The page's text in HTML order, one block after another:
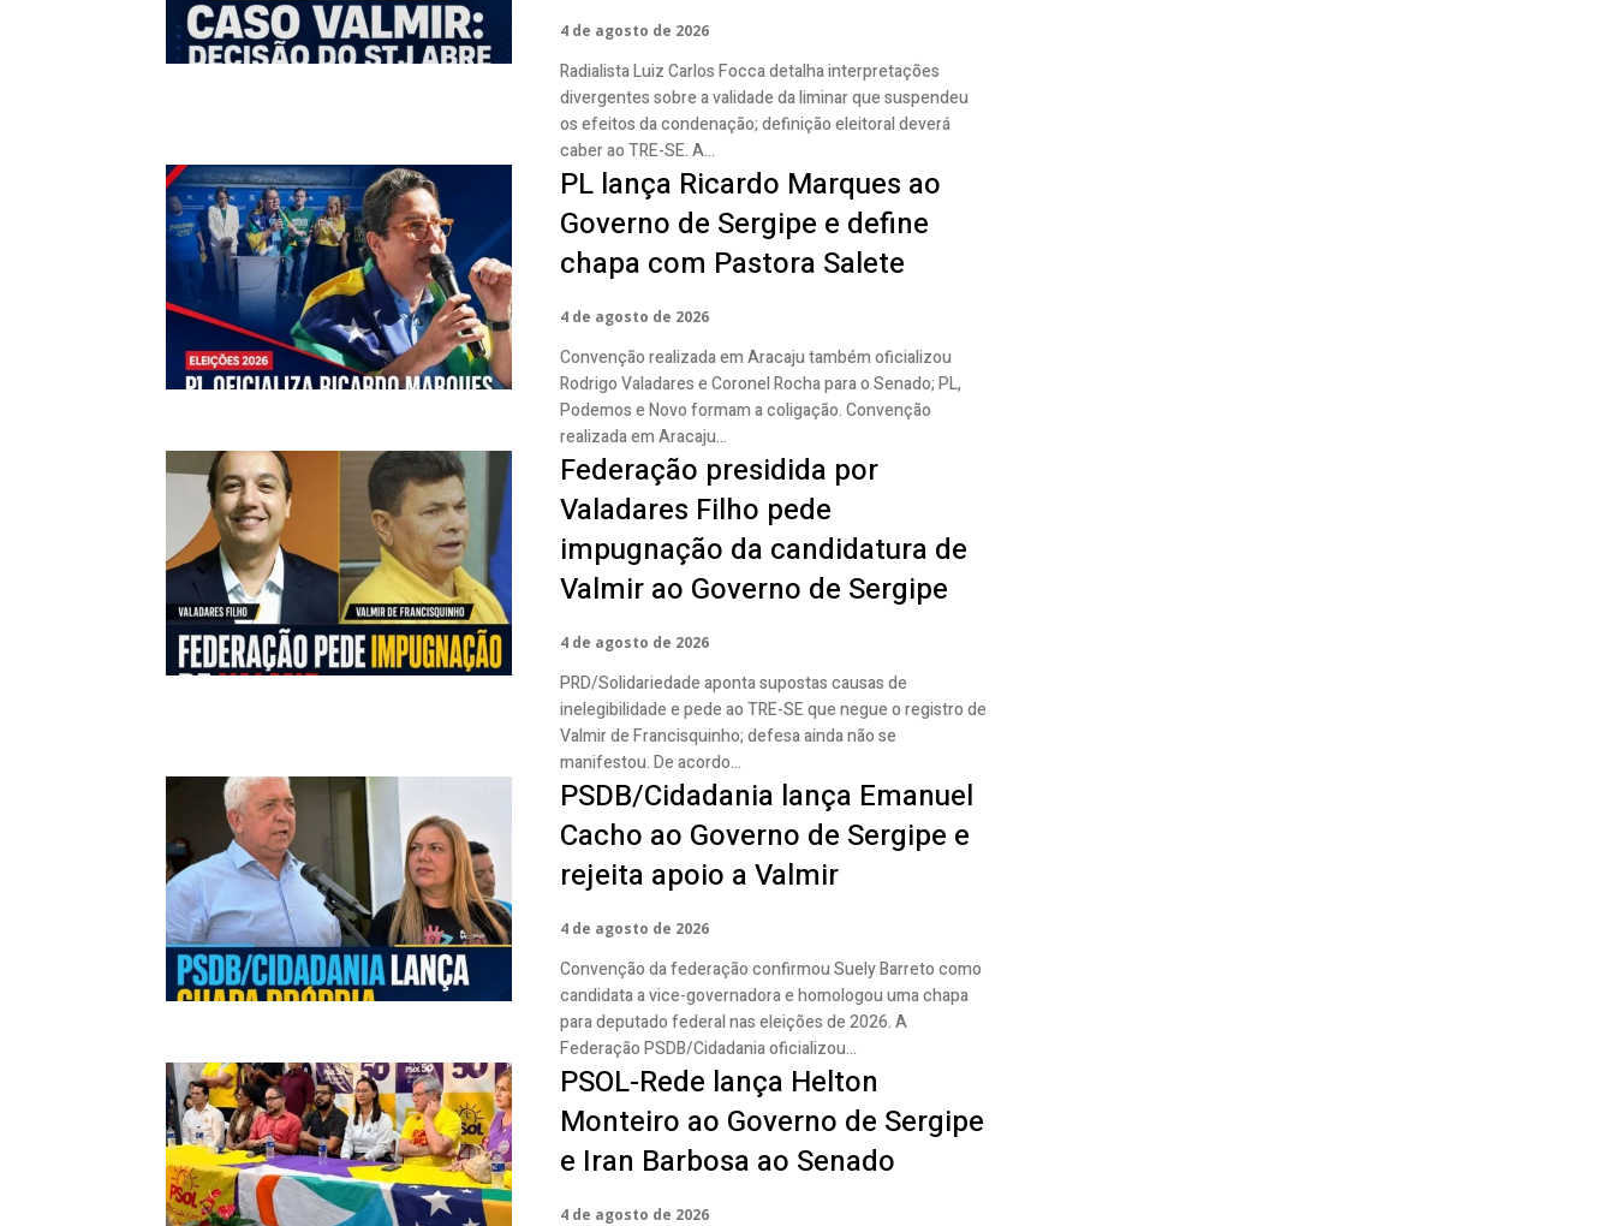
4 de agosto de 2026
Radialista Luiz Carlos Focca detalha interpretações
divergentes sobre a validade da liminar que suspendeu
os efeitos da condenação; definição eleitoral deverá
caber ao TRE-SE. A...
PL lança Ricardo Marques ao
Governo de Sergipe e define
chapa com Pastora Salete
4 de agosto de 2026
Convenção realizada em Aracaju também oficializou
Rodrigo Valadares e Coronel Rocha para o Senado; PL,
Podemos e Novo formam a coligação. Convenção
realizada em Aracaju...
Federação presidida por
Valadares Filho pede
impugnação da candidatura de
Valmir ao Governo de Sergipe
4 de agosto de 2026
PRD/Solidariedade aponta supostas causas de
inelegibilidade e pede ao TRE-SE que negue o registro de
Valmir de Francisquinho; defesa ainda não se
manifestou. De acordo...
PSDB/Cidadania lança Emanuel
Cacho ao Governo de Sergipe e
rejeita apoio a Valmir
4 de agosto de 2026
Convenção da federação confirmou Suely Barreto como
candidata a vice-governadora e homologou uma chapa
para deputado federal nas eleições de 2026. A
Federação PSDB/Cidadania oficializou...
PSOL-Rede lança Helton
Monteiro ao Governo de Sergipe
e Iran Barbosa ao Senado
4 de agosto de 2026